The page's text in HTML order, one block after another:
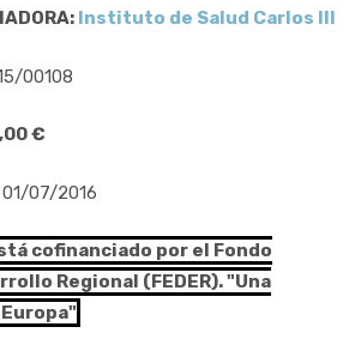
Instituto de Salud Carlos III
00108
€
01/07/2016
cofinanciado por el Fondo
Regional (FEDER). "Una